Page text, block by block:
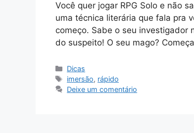
Você quer jogar RPG Solo e não
uma técnica literária que fala pra
começo. Sabe o seu investigador
do suspeito! O seu mago?
Categorias
Dicas
Tags
imersão, rápido
Deixe um comentário